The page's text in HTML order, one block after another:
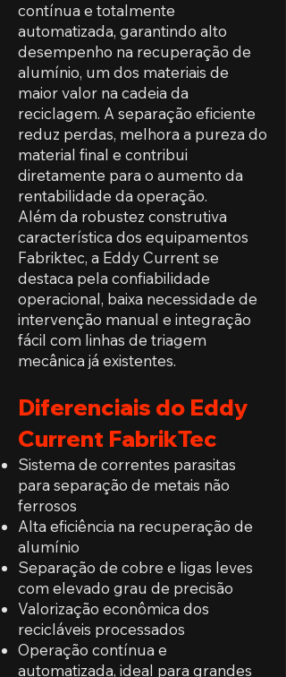
contínua e totalmente
automatizada, garantindo alto
desempenho na recuperação de
alumínio, um dos materiais de
maior valor na cadeia da
reciclagem. A separação eficiente
reduz perdas, melhora a pureza do
material final e contribui
diretamente para o aumento da
rentabilidade da operação.
Além da robustez construtiva
característica dos equipamentos
Fabriktec, a Eddy Current se
destaca pela confiabilidade
operacional, baixa necessidade de
intervenção manual e integração
fácil com linhas de triagem
mecânica já existentes.
Diferenciais do Eddy
Current FabrikTec
Sistema de correntes parasitas
para separação de metais não
ferrosos
Alta eficiência na recuperação de
alumínio
Separação de cobre e ligas leves
com elevado grau de precisão
Valorização econômica dos
recicláveis processados
Operação contínua e
automatizada, ideal para grandes